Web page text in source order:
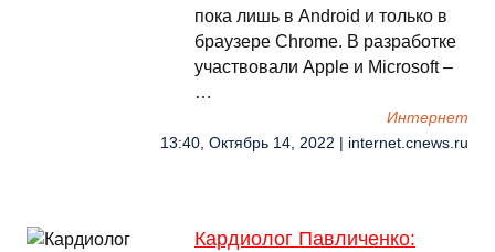
пока лишь в Android и только в
браузере Chrome. В разработке
участвовали Apple и Microsoft –
…
Интернет
13:40, Октябрь 14, 2022 | internet.cnews.ru
Кардиолог Павличенко: